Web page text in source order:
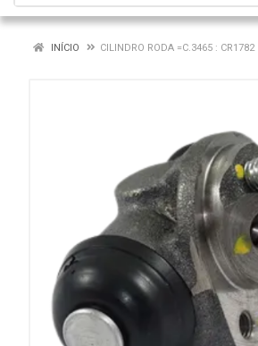
INÍCIO CILINDRO RODA =C.3465 : CR1782